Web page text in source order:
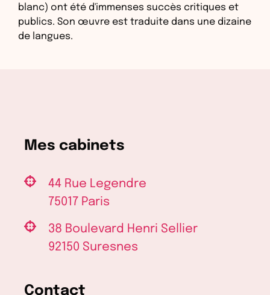
blanc) ont été d'immenses succès critiques et
publics. Son œuvre est traduite dans une dizaine
de langues.
Mes cabinets
44 Rue Legendre
75017 Paris
38 Boulevard Henri Sellier
92150 Suresnes
Contact